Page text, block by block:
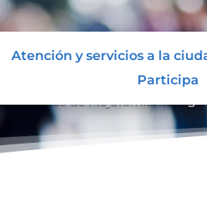
Atención y servicios a la
Participa
Planes de Mejoramiento